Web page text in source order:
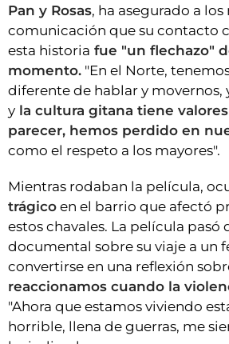
Pan y Rosas, ha asegurado a
comunicación que su contacto
esta historia fue "un flechazo"
momento. "En el Norte,
diferente de hablar y movernos,
y la cultura gitana tiene
parecer, hemos perdido en
como el respeto a los mayores".
Mientras rodaban la película,
trágico en el barrio que afectó
estos chavales. La película pasó
documental sobre su viaje a un
convertirse en una reflexión
reaccionamos cuando la
"Ahora que estamos viviendo
horrible, llena de guerras, me